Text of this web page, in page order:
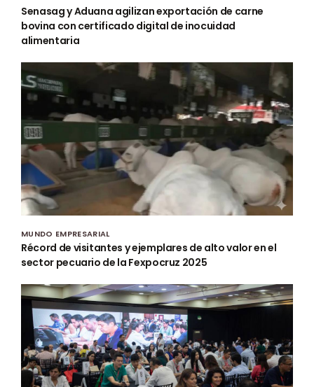
Senasag y Aduana agilizan exportación de carne
bovina con certificado digital de inocuidad
alimentaria
MUNDO EMPRESARIAL
Récord de visitantes y ejemplares de alto valor en el
sector pecuario de la Fexpocruz 2025